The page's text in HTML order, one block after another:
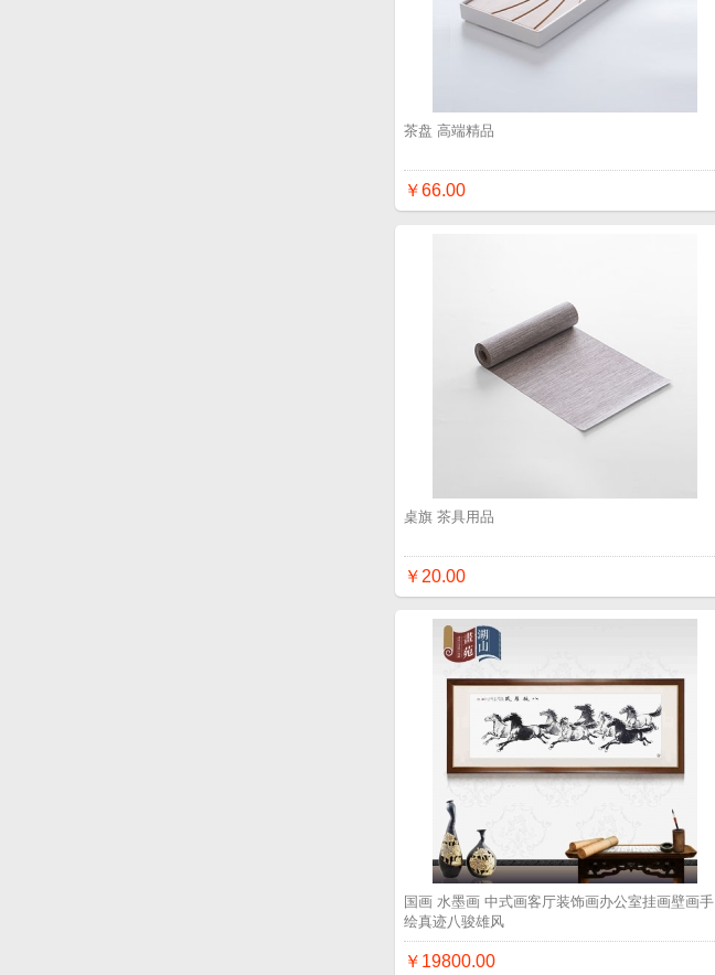
茶盘 高端精品
￥66.00
桌旗 茶具用品
￥20.00
国画 水墨画 中式画客厅装饰画办公室挂画壁画手
绘真迹八骏雄风
￥19800.00